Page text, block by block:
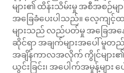
များ၏ ထိန်းသိမ်းမှု အစီအစဉ်မ
အခြေခံပေးပါသည်။ လေ့ကျင့်
များသည် လည်ပတ်မှု အခြေအနေ
ဆိုင်ရာ အချက်များအပေါ်
အချိန်ကာလအလိုက် ကွိုင်များ၏ မ
ယွင်းခြင်း၊ အပေါက်အမှုန့်များ ပ